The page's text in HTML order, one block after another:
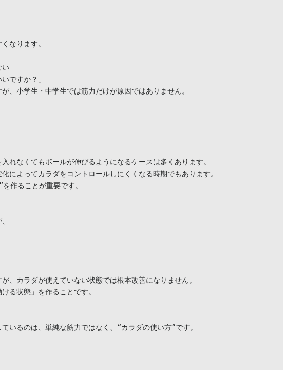
なります。
い
ですか？」
、小学生・中学生では筋力だけが原因ではありません。
れなくてもボールが伸びるようになるケースは多くあります。
によってカラダをコントロールしにくくなる時期でもあります。
作ることが重要です。
、カラダが使えていない状態では根本改善になりません。
る状態」を作ることです。
いるのは、単純な筋力ではなく、“カラダの使い方”です。